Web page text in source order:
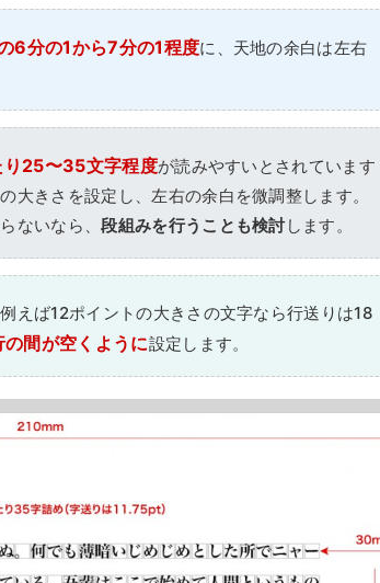
6分の1から7分の1程度に、天地の余白は左右
り25〜35文字程度が読みやすいとされています
きさを設定し、左右の余白を微調整します。
ないなら、段組みを行うことも検討します。
えば12ポイントの大きさの文字なら行送りは18
間が空くように設定します。